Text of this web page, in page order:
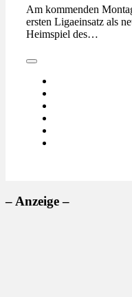
Am kommenden
ersten Ligaeinsatz als
Heimspiel des…
– Anzeige –